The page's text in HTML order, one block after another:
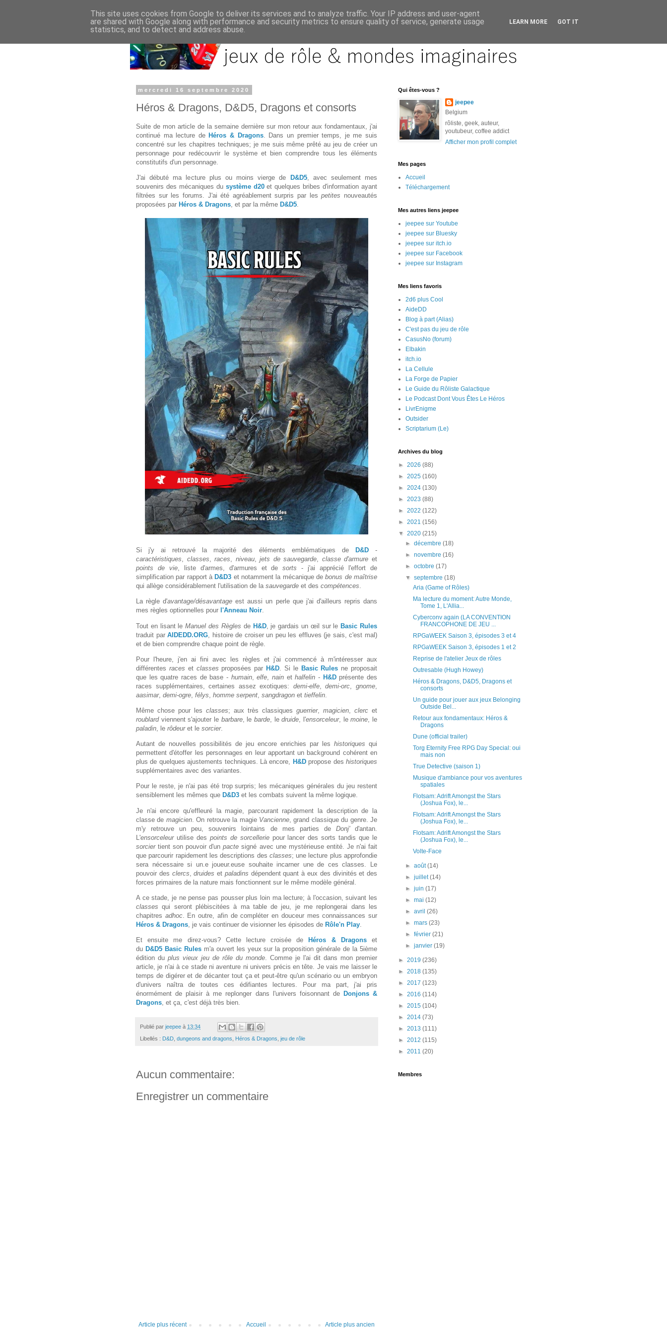
mercredi 16 septembre 2020
Héros & Dragons, D&D5, Dragons et consorts
Suite de mon article de la semaine dernière sur mon retour aux fondamentaux, j'ai
continué ma lecture deHéros & Dragons. Dans un premier temps, je me suis
concentré sur les chapitres techniques; je me suis même prêté au jeu de créer un
personnage pour redécouvrir le système et bien comprendre tous les éléments
constitutifs d'un personnage.
J'ai débuté ma lecture plus ou moins vierge de D&D5, avec seulement mes
souvenirs des mécaniques du système d20et quelques bribes d'information ayant
filtrées sur les forums. J'ai été agréablement surpris par lespetites nouveautés
proposées par Héros & Dragons , et par la même D&D5
Si j'y ai retrouvé la majorité des éléments emblématiques de D&D -
caractéristiques, classes,races, niveau,jets de sauvegarde, classe d'armure et
points de vie, liste d'armes, d'armures et desorts- j'ai apprécié l'effort de
simplification par rapport à D&D3 et notamment la mécanique debonus de maîtrise
qui allège considérablement l'utilisation de la sauvegarde et des compétences.
La règle d'avantage/désavantage est aussi un perle que j'ai d'ailleurs repris dans
mes règles optionnelles pour l'Anneau Noir.
Tout en lisant leManuel des Règles de H&D, je gardais un œil sur leBasic Rules
traduit parAIDEDD.ORG , histoire de croiser un peu les effluves (je sais, c'est mal)
et de bien comprendre chaque point de règle.
Pour l'heure, j'en ai fini avec les règles et j'ai commencé à m'intéresser aux
différentes races et classes proposées par H&D . Si le Basic Rules ne proposait
que les quatre races de base - humain,elfe ,nain ethalfelin- H&Dprésente des
races supplémentaires, certaines assez exotiques: demi-elfe,demi-orc ,gnome
aasimar, demi-ogre félys homme serpent sangdragon et tieffelin
Même chose pour les classes; aux très classiques guerrier, magicien, clerc et
roublard viennent s'ajouter le barbare, lebarde, ledruide, l'ensorceleur, lemoine, le
paladin, le rôdeur et le sorcier.
Autant de nouvelles possibilités de jeu encore enrichies par les historiques qui
permettent d'étoffer les personnages en leur apportant un background cohérent en
plus de quelques ajustements techniques. Là encore, H&Dpropose deshistoriques
supplémentaires avec des variantes.
Pour le reste, je n'ai pas été trop surpris; les mécaniques générales du jeu restent
sensiblement les mêmes que D&D3 et les combats suivent la même logique.
Je n'ai encore qu'effleuré la magie, parcourant rapidement la description de la
classe de magicien. On retrouve la magie Vancienne, grand classique du genre. Je
m'y retrouve un peu, souvenirs lointains de mes parties de Donj'd'antan.
L'ensorceleurutilise des points de sorcelleriepour lancer des sorts tandis que le
sorciertient son pouvoir d'unpactesigné avec une mystérieuse entité. Je n'ai fait
que parcourir rapidement les descriptions des classes; une lecture plus approfondie
sera nécessaire si un.e joueur.euse souhaite incarner une de ces classes. Le
pouvoir des clercs ,druideset paladins dépendent quant à eux des divinités et des
forces primaires de la nature mais fonctionnent sur le même modèle général.
A ce stade, je ne pense pas pousser plus loin ma lecture; à l'occasion, suivant les
classesqui seront plébiscitées à ma table de jeu, je me replongerai dans les
chapitres adhoc. En outre, afin de compléter en douceur mes connaissances sur
Héros & Dragons , je vais continuer de visionner les épisodes de Rôle'n Play
Et ensuite me direz-vous? Cette lecture croisée de Héros & Dragonset
du D&D5 Basic Rulesm'a ouvert les yeux sur la proposition générale de la 5ième
édition du plus vieux jeu de rôle du monde . Comme je l'ai dit dans mon premier
article, je n'ai à ce stade ni aventure ni univers précis en tête. Je vais me laisser le
temps de digérer et de décanter tout ça et peut-être qu'un scénario ou un embryon
d'univers naîtra de toutes ces édifiantes lectures. Pour ma part, j'ai pris
énormément de plaisir à me replonger dans l'univers foisonnant de Donjons &
Dragons , et ça, c'est déjà très bien.
Publié par jeepee à 13:34
Libellés : D&D dungeons and dragons Héros & Dragons jeu de rôle
Aucun commentaire:
Enregistrer un commentaire
Article plus récent Article plus ancien
Accueil
Qui êtes-vous ?
jeepee
Belgium
rôliste, geek, auteur,
youtubeur, coffee addict
Afficher mon profil complet
Mes pages
Accueil
Téléchargement
Mes autres liens jeepee
jeepee sur Youtube
jeepee sur Bluesky
jeepee sur itch.io
jeepee sur Facebook
jeepee sur Instagram
Mes liens favoris
2d6 plus Cool
AideDD
Blog à part (Alias)
C'est pas du jeu de rôle
CasusNo (forum)
Elbakin
itch.io
La Cellule
La Forge de Papier
Le Guide du Rôliste Galactique
Le Podcast Dont Vous Êtes Le Héros
LivrEnigme
Outsider
Scriptarium (Le)
Archives du blog
► 2026 (88)
► 2025 (160)
► 2024 (130)
► 2023 (88)
► 2022 (122)
► 2021 (156)
▼ 2020 (215)
►décembre(18)
►novembre(16)
►octobre(17)
▼septembre(18)
Aria (Game of Rôles)
Ma lecture du moment: Autre Monde,
Tome 1, L'Allia...
Cyberconv again (LA CONVENTION
FRANCOPHONE DE JEU ...
RPGaWEEK Saison 3, épisodes 3 et 4
RPGaWEEK Saison 3, épisodes 1 et 2
Reprise de l'atelier Jeux de rôles
Outresable (Hugh Howey)
Héros & Dragons, D&D5, Dragons et
consorts
Un guide pour jouer aux jeux Belonging
Outside Bel...
Retour aux fondamentaux: Héros &
Dragons
Dune (official trailer)
Torg Eternity Free RPG Day Special: oui
mais non
True Detective (saison 1)
Musique d'ambiance pour vos aventures
spatiales
Flotsam: Adrift Amongst the Stars
(Joshua Fox), le...
Flotsam: Adrift Amongst the Stars
(Joshua Fox), le...
Flotsam: Adrift Amongst the Stars
(Joshua Fox), le...
Volte-Face
►août(14)
►juillet(14)
►juin(17)
►mai(12)
►avril(26)
►mars(23)
►février(21)
►janvier(19)
► 2019 (236)
► 2018 (135)
► 2017 (123)
► 2016 (114)
► 2015 (104)
► 2014 (73)
► 2013 (111)
► 2012 (115)
► 2011 (20)
Membres
This site uses cookies from Google to deliver its services and to analyze traffic. Your IP address and user-agent
are shared with Google along with performance and security metrics to ensure quality of service, generate usage
statistics, and to detect and address abuse.
LEARN MORE GOT IT